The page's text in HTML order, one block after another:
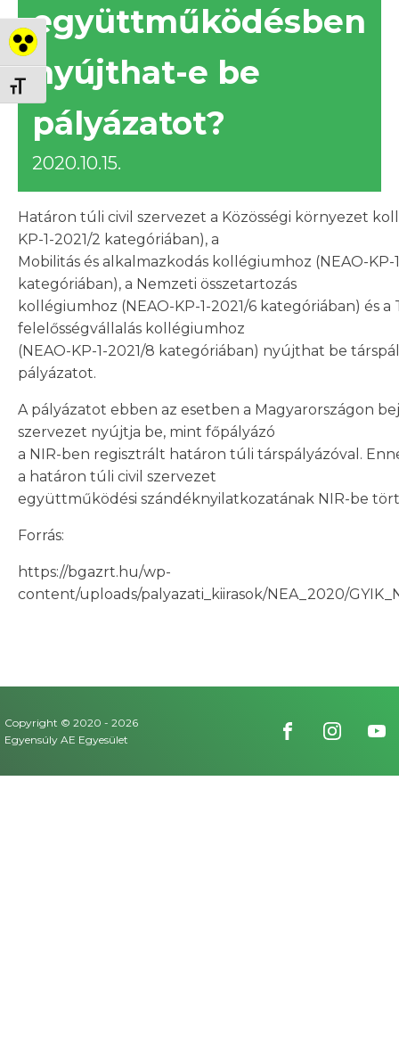
Nagy kontraszt váltása
Betűméret váltása
együttműködésben
nyújthat-e be
pályázatot?
2020.10.15.
Határon túli civil szervezet a Közösségi környezet
KP-1-2021/2 kategóriában), a
Mobilitás és alkalmazkodás kollégiumhoz (NEAO-KP-
kategóriában), a Nemzeti összetartozás
kollégiumhoz (NEAO-KP-1-2021/6 kategóriában) és a
felelősségvállalás kollégiumhoz
(NEAO-KP-1-2021/8 kategóriában) nyújthat be
pályázatot.
A pályázatot ebben az esetben a Magyarországon
szervezet nyújtja be, mint főpályázó
a NIR-ben regisztrált határon túli társpályázóval.
a határon túli civil szervezet
együttműködési szándéknyilatkozatának NIR-be
Forrás:
https://bgazrt.hu/wp-
content/uploads/palyazati_kiirasok/NEA_2020/
Copyright © 2020 - 2026
Egyensúly AE Egyesület